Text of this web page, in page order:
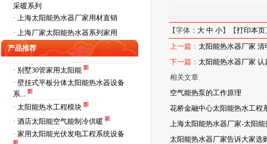
采暖系列
· 上海太阳能热水器厂家用材直销
· 上海厂家太阳能热水器系列家用
产品推荐
· 别墅30管家用太阳能
· 壁挂式平板分体太阳能热水器设备
系...
· 太阳能热水工程模块
· 酒店太阳能空气能制冷供暖
· 家用太阳能光伏发电工程系统设备
【字体：大 中 小】【打印本页
上一篇：太阳能热水器厂家
下一篇：太阳能热水器厂家
相关文章
空气能热泵的工作原理
花桥金融中心太阳能热水工程
上海太阳能热水器厂家-太阳
太阳能热水器厂家告诉大家选